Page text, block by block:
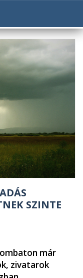
SZINTE
már
zivatarok